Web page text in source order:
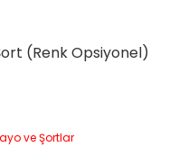
(Renk Opsiyonel)
ve Şortlar